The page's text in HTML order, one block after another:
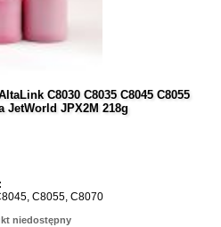
C8030 C8035 C8045 C8055
JetWorld JPX2M 218g
C8055, C8070
niedostępny